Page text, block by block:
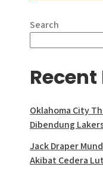
Search
Recent
Oklahoma City
Dibendung
Jack Draper
Akibat Cedera